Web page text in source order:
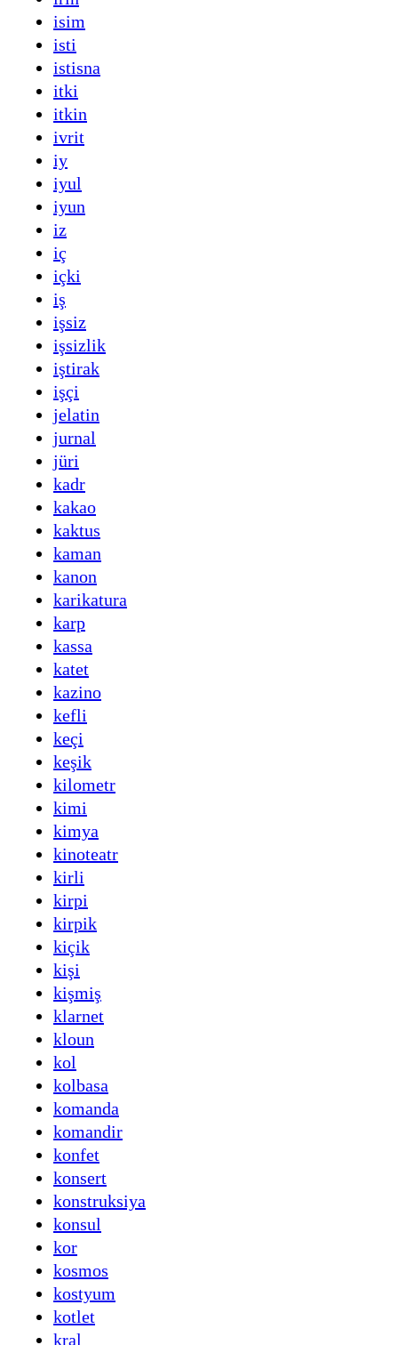
isim
isti
istisna
itki
itkin
ivrit
iy
iyul
iyun
iz
iç
içki
iş
işsiz
işsizlik
iştirak
işçi
jelatin
jurnal
jüri
kadr
kakao
kaktus
kaman
kanon
karikatura
karp
kassa
katet
kazino
kefli
keçi
keşik
kilometr
kimi
kimya
kinoteatr
kirli
kirpi
kirpik
kiçik
kişi
kişmiş
klarnet
kloun
kol
kolbasa
komanda
komandir
konfet
konsert
konstruksiya
konsul
kor
kosmos
kostyum
kotlet
kral